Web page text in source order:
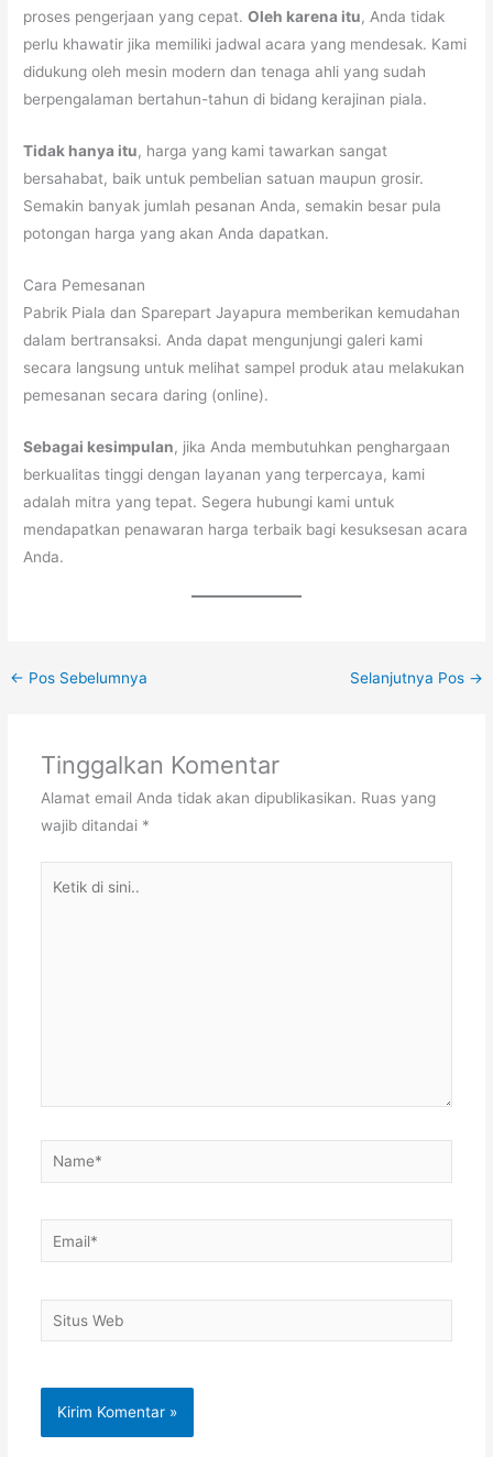
proses pengerjaan yang cepat.Oleh karena itu, Anda tidak
perlu khawatir jika memiliki jadwal acara yang mendesak. Kami
didukung oleh mesin modern dan tenaga ahli yang sudah
berpengalaman bertahun-tahun di bidang kerajinan piala.
Tidak hanya itu, harga yang kami tawarkan sangat
bersahabat, baik untuk pembelian satuan maupun grosir.
Semakin banyak jumlah pesanan Anda, semakin besar pula
potongan harga yang akan Anda dapatkan.
Cara Pemesanan
Pabrik Piala dan Sparepart Jayapura memberikan kemudahan
dalam bertransaksi. Anda dapat mengunjungi galeri kami
secara langsung untuk melihat sampel produk atau melakukan
pemesanan secara daring (online).
Sebagai kesimpulan, jika Anda membutuhkan penghargaan
berkualitas tinggi dengan layanan yang terpercaya, kami
adalah mitra yang tepat. Segera hubungi kami untuk
mendapatkan penawaran harga terbaik bagi kesuksesan acara
Anda.
← Pos Sebelumnya Selanjutnya Pos →
Tinggalkan Komentar
Alamat email Anda tidak akan dipublikasikan. Ruas yang
wajib ditandai *
Name*
Email*
Situs
Web